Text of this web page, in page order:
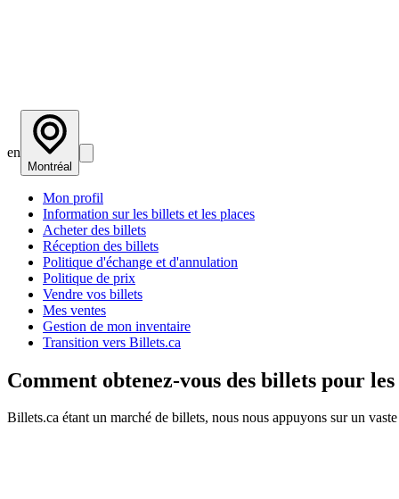
en
Montréal
Mon profil
Information sur les billets et les places
Acheter des billets
Réception des billets
Politique d'échange et d'annulation
Politique de prix
Vendre vos billets
Mes ventes
Gestion de mon inventaire
Transition vers Billets.ca
Comment obtenez-vous des billets pour
Billets.ca étant un marché de billets, nous nous appuyons sur un